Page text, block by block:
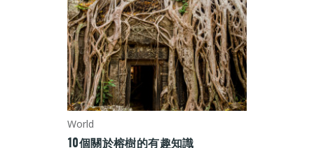
World
10個關於榕樹的有趣知識